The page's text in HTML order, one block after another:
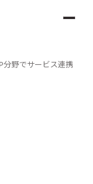
分野でサービス連携